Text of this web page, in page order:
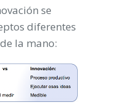
se
diferentes
la mano: